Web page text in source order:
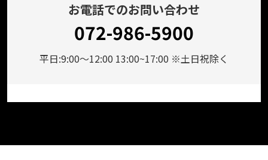
お電話でのお問い合わせ
072-986-5900
平日:9:00～12:00 13:00~17:00 ※土日祝除く